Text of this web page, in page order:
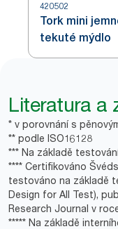
420502
Tork mini
tekuté mýdlo
Literatura a
* v porovnání s
** podle ISO16128
*** Na základě
**** Certifikováno
testováno na základě
Design for All Test),
Research Journal v
***** Na základě